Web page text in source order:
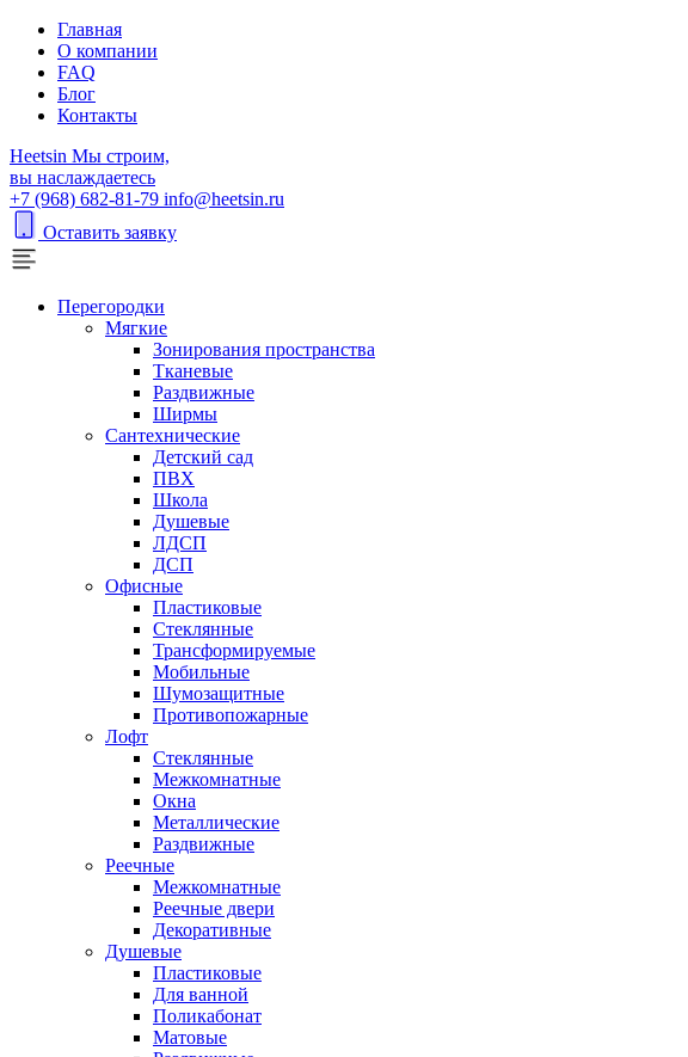
Главная
О компании
FAQ
Блог
Контакты
Heetsin Мы строим,
вы наслаждаетесь
+7 (968) 682-81-79 info@heetsin.ru
Оставить заявку
Перегородки
Мягкие
Зонирования пространства
Тканевые
Раздвижные
Ширмы
Сантехнические
Детский сад
ПВХ
Школа
Душевые
ЛДСП
ДСП
Офисные
Пластиковые
Стеклянные
Трансформируемые
Мобильные
Шумозащитные
Противопожарные
Лофт
Стеклянные
Межкомнатные
Окна
Металлические
Раздвижные
Реечные
Межкомнатные
Реечные двери
Декоративные
Душевые
Пластиковые
Для ванной
Поликабонат
Матовые